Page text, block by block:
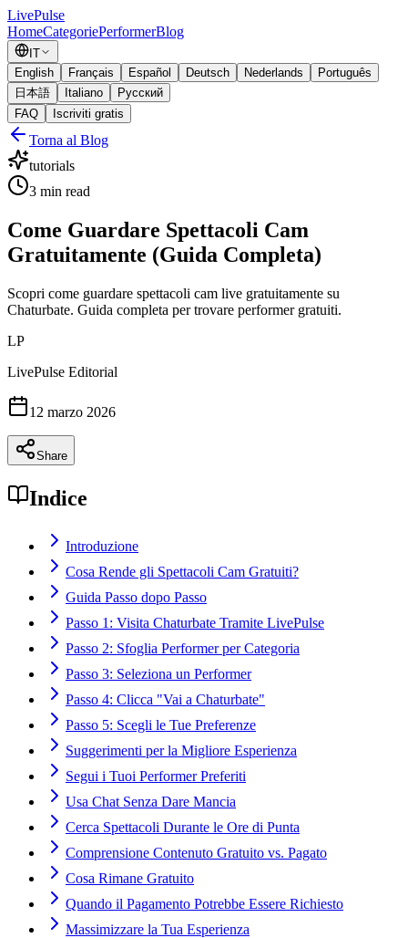
LivePulse
HomeCategoriePerformerBlog
IT
English
Français Español Deutsch Nederlands
Português
日本語
Italiano
Русский
FAQ
Iscriviti gratis
Torna al Blog
tutorials
3 min read
Come Guardare Spettacoli Cam
Gratuitamente (Guida Completa)
Scopri come guardare spettacoli cam live gratuitamente su
Chaturbate. Guida completa per trovare performer gratuiti.
LP
LivePulse Editorial
12 marzo 2026
Share
Indice
Introduzione
Cosa Rende gli Spettacoli Cam Gratuiti?
Guida Passo dopo Passo
Passo 1: Visita Chaturbate Tramite LivePulse
Passo 2: Sfoglia Performer per Categoria
Passo 3: Seleziona un Performer
Passo 4: Clicca "Vai a Chaturbate"
Passo 5: Scegli le Tue Preferenze
Suggerimenti per la Migliore Esperienza
Segui i Tuoi Performer Preferiti
Usa Chat Senza Dare Mancia
Cerca Spettacoli Durante le Ore di Punta
Comprensione Contenuto Gratuito vs. Pagato
Cosa Rimane Gratuito
Quando il Pagamento Potrebbe Essere Richiesto
Massimizzare la Tua Esperienza